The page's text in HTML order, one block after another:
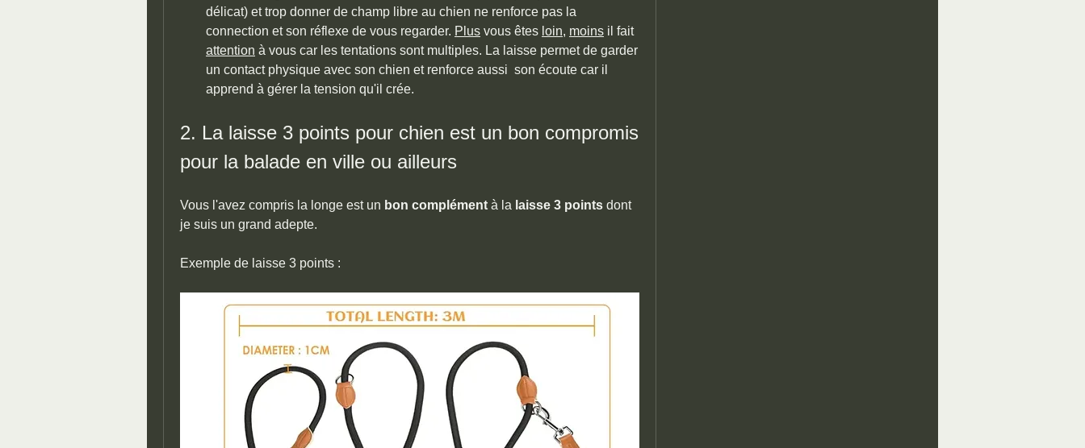
délicat) et trop donner de champ libre au chien ne renforce pas la
connection et son réflexe de vous regarder. Plus vous êtes loin, moins
il fait
attention à vous car les tentations sont multiples. La laisse permet de garder
un contact physique avec son chien et renforce aussi  son écoute car il
apprend à gérer la tension qu'il crée.
2. La laisse 3 points pour chien est un bon compromis
pour la balade en ville ou ailleurs
Vous l'avez compris la longe est un bon complément à la laisse 3 points dont
je suis un grand adepte.
Exemple de laisse 3 points :